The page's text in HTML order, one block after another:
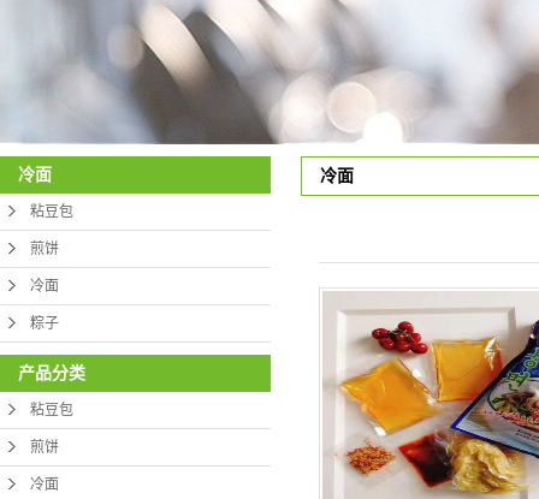
冷面
粘豆包
煎饼
冷面
粽子
产品分类
粘豆包
煎饼
冷面
冷面